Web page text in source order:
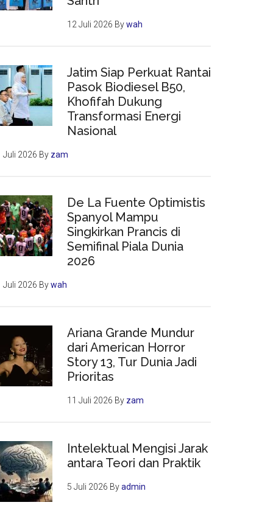
12 Juli 2026 Bywah
Jatim Siap Perkuat Rantai
Pasok Biodiesel B50,
Khofifah Dukung
Transformasi Energi
Nasional
Juli 2026 By zam
De La Fuente Optimistis
Spanyol Mampu
Singkirkan Prancis di
Semifinal Piala Dunia
2026
Juli 2026 Bywah
Ariana Grande Mundur
dari American Horror
Story 13, Tur Dunia Jadi
Prioritas
11 Juli 2026 By zam
Intelektual Mengisi Jarak
antara Teori dan Praktik
5 Juli 2026 Byadmin